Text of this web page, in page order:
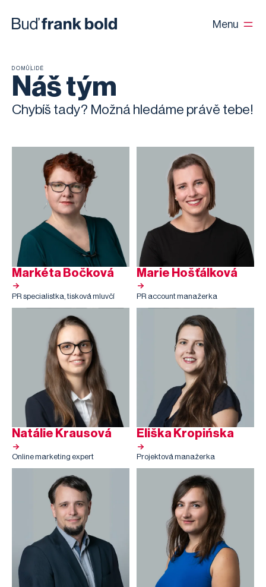
Menu
DOMŮ LIDÉ
Náš tým
Chybíš tady? Možná hledáme právě tebe!
Markéta Bočková
PR specialistka, tisková mluvčí
Marie Hošťálková
PR account manažerka
Natálie Krausová
Online marketing expert
Eliška Kropińska
Projektová manažerka